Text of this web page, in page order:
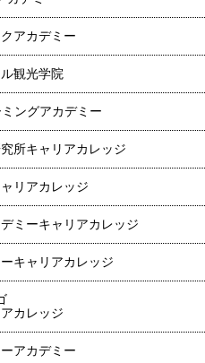
アカデミー
観光学院
ングアカデミー
所キャリアカレッジ
リアカレッジ
ミーキャリアカレッジ
キャリアカレッジ
カレッジ
アカデミー